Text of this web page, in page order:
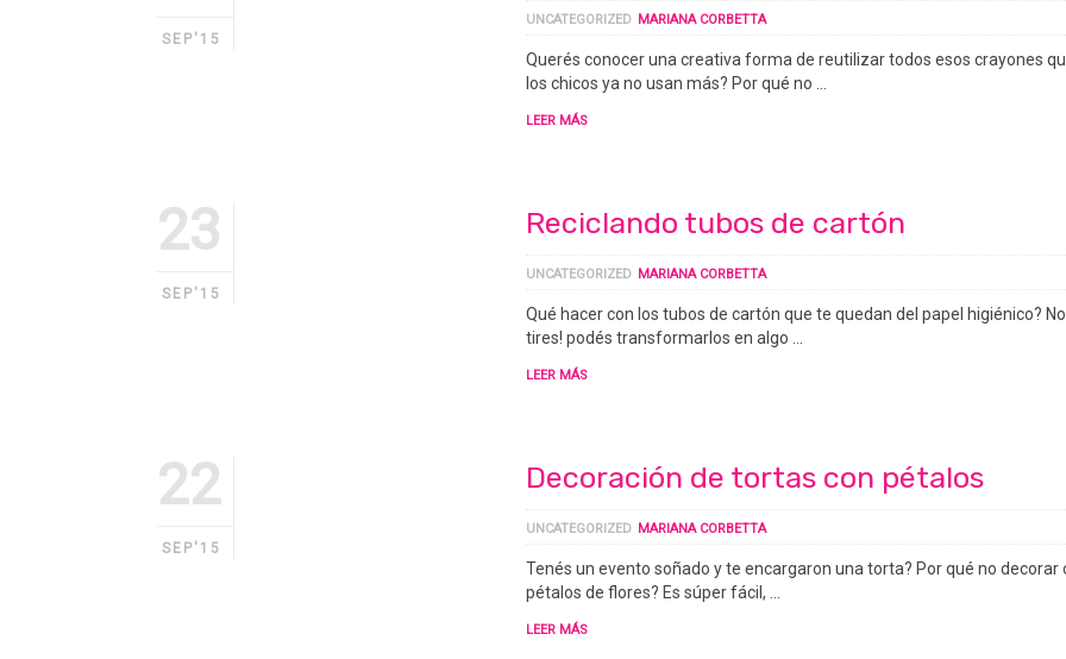
SEP'15
UNCATEGORIZED MARIANA CORBETTA
Querés conocer una creativa forma de reutilizar todos esos crayones
los chicos ya no usan más? Por qué no …
LEER MÁS
23
SEP'15
Reciclando tubos de cartón
UNCATEGORIZED MARIANA CORBETTA
Qué hacer con los tubos de cartón que te quedan del papel higiénico?
tires! podés transformarlos en algo …
LEER MÁS
22
SEP'15
Decoración de tortas con pétalos
UNCATEGORIZED MARIANA CORBETTA
Tenés un evento soñado y te encargaron una torta? Por qué no decorar
pétalos de flores? Es súper fácil, …
LEER MÁS